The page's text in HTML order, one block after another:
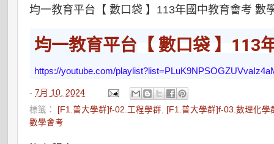
均一教育平台【 數口袋 】113年國中教育會考 數
均一教育平台 【 數口袋 】113
https://youtube.com/
-7月 10, 2024
標籤： [F1.普大學群]f-02.工程學群
[F1.普大學群]f-03.數理化學
數學會考